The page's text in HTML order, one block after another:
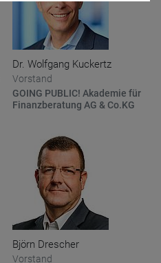
Dr. Wolfgang Kuckertz
Vorstand
GOING PUBLIC! Akademie für
Finanzberatung AG & Co.KG
Björn Drescher
Vorstand